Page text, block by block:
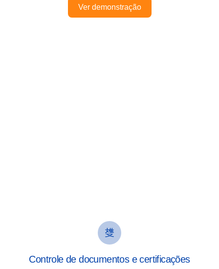
Ver demonstração
Controle de documentos e certificações